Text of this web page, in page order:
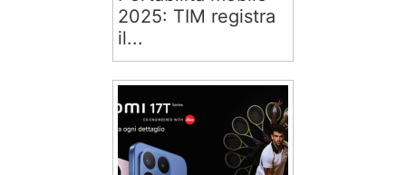
2025: TIM registra
il...